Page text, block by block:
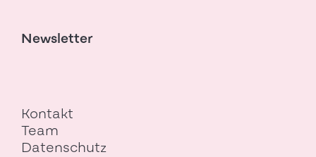
Newsletter
Kontakt
Team
Datenschutz